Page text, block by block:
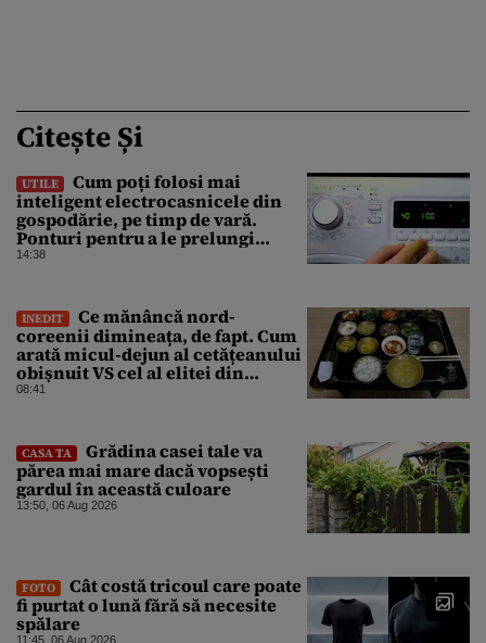
Citește Și
UTILE
Cum poți folosi mai
inteligent electrocasnicele din
gospodărie, pe timp de vară.
Ponturi pentru a le prelungi
durata de viață
14:38
INEDIT
Ce mănâncă nord-
coreenii dimineața, de fapt. Cum
arată micul-dejun al cetățeanului
obișnuit VS cel al elitei din
Phenian
08:41
CASA TA
Grădina casei tale va
părea mai mare dacă vopsești
gardul în această culoare
13:50, 06 Aug 2026
FOTO
Cât costă tricoul care poate
fi purtat o lună fără să necesite
spălare
11:45, 06 Aug 2026